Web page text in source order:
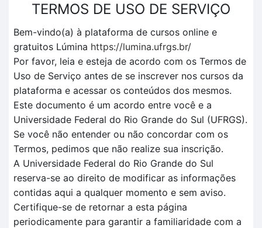
TERMOS DE USO DE SERVIÇO
Bem-vindo(a) à plataforma de cursos online e
gratuitos Lúmina https://lumina.ufrgs.br/
Por favor, leia e esteja de acordo com os Termos de
Uso de Serviço antes de se inscrever nos cursos da
plataforma e acessar os conteúdos dos mesmos.
Este documento é um acordo entre você e a
Universidade Federal do Rio Grande do Sul (UFRGS).
Se você não entender ou não concordar com os
Termos, pedimos que não realize sua inscrição.
A Universidade Federal do Rio Grande do Sul
reserva-se ao direito de modificar as informações
contidas aqui a qualquer momento e sem aviso.
Certifique-se de retornar a esta página
periodicamente para garantir a familiaridade com a